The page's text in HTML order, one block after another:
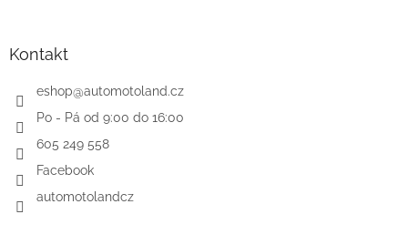
Kontakt
eshop@automotoland.cz
Po - Pá od 9:00 do 16:00
605 249 558
Facebook
automotolandcz